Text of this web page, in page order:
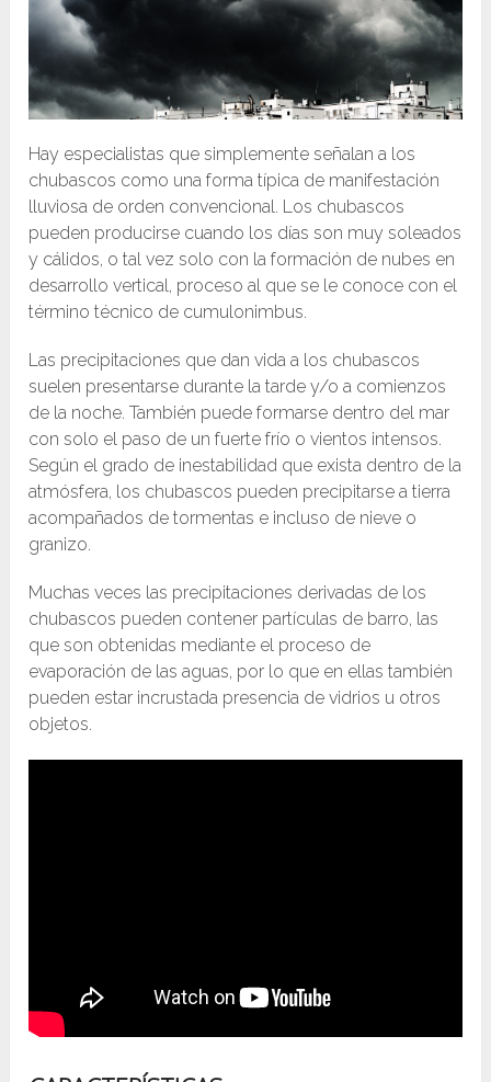
Hay especialistas que simplemente señalan a los
chubascos como una forma típica de manifestación
lluviosa de orden convencional. Los chubascos
pueden producirse cuando los días son muy soleados
y cálidos, o tal vez solo con la formación de nubes en
desarrollo vertical, proceso al que se le conoce con el
término técnico de cumulonimbus.
Las precipitaciones que dan vida a los chubascos
suelen presentarse durante la tarde y/o a comienzos
de la noche. También puede formarse dentro del mar
con solo el paso de un fuerte frío o vientos intensos.
Según el grado de inestabilidad que exista dentro de la
atmósfera, los chubascos pueden precipitarse a tierra
acompañados de tormentas e incluso de nieve o
granizo.
Muchas veces las precipitaciones derivadas de los
chubascos pueden contener partículas de barro, las
que son obtenidas mediante el proceso de
evaporación de las aguas, por lo que en ellas también
pueden estar incrustada presencia de vidrios u otros
objetos.